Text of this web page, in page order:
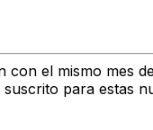
con el mismo mes
suscrito para estas